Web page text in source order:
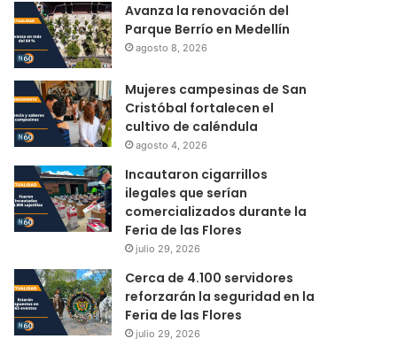
Avanza la renovación del
Parque Berrío en Medellín
agosto 8, 2026
Mujeres campesinas de San
Cristóbal fortalecen el
cultivo de caléndula
agosto 4, 2026
Incautaron cigarrillos
ilegales que serían
comercializados durante la
Feria de las Flores
julio 29, 2026
Cerca de 4.100 servidores
reforzarán la seguridad en la
Feria de las Flores
julio 29, 2026